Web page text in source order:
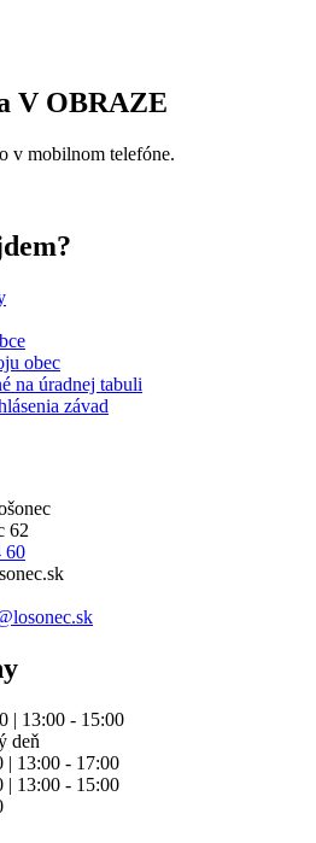
V OBRAZE
v mobilnom telefóne.
obec
na úradnej tabuli
závad
62
60
| 13:00 - 15:00
deň
| 13:00 - 17:00
| 13:00 - 15:00